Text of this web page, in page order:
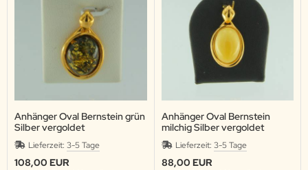
Anhänger Oval Bernstein grün
Silber vergoldet
Lieferzeit: 3-5 Tage
108,00 EUR
Anhänger Oval Bernstein
milchig Silber vergoldet
Lieferzeit: 3-5 Tage
88,00 EUR